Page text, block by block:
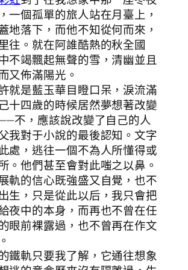
一個孤單的旅人站在月臺上，
地落下，而他不知從何而來，
往。就在阿誰酷熱的秋全國
不竭飄起無聲的雪，清幽並且
又佈滿陽光。
就是藍玉華目瞪口呆，淚流滿
十四歲的時候居然夢想著改變
不，應該說改變了自己的人
我對于小說的最後認知。文字
處，逃往一個不為人所懂得或
。他們甚至會對此嗤之以鼻。
軌的信心既強盛又自覺，也不
生，只是從此以后，我只會把
夜中的本身，而再也不曾在任
眼前裸露過，也不曾再在作文
鐵軌只要我了解，它通往想象